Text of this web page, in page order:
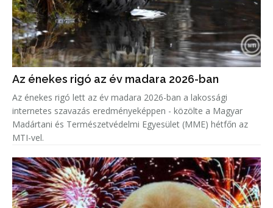
Az énekes rigó az év madara 2026-ban
Az énekes rigó lett az év madara 2026-ban a lakossági
internetes szavazás eredményeképpen - közölte a Magyar
Madártani és Természetvédelmi Egyesület (MME) hétfőn az
MTI-vel.